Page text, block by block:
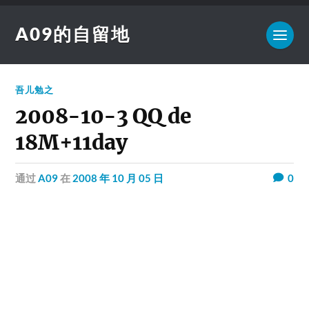
A09的自留地
吾儿勉之
2008-10-3 QQ de
18M+11day
通过A09在 2008 年 10 月 05 日 0